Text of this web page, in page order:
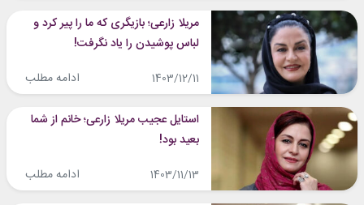
مریلا زارعی؛ بازیگری که ما را پیر کرد و
لباس پوشیدن را یاد نگرفت!
1403/12/11 ادامه مطلب
استایل عجیب مریلا زارعی؛ خانم از شما
بعید بود!
1403/11/13 ادامه مطلب